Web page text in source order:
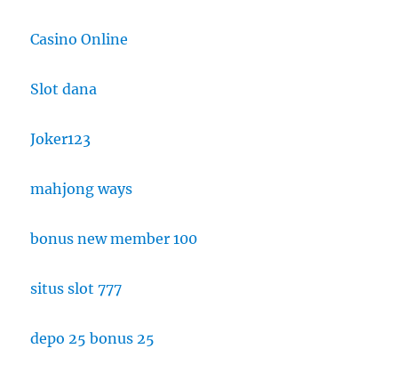
Casino Online
Slot dana
Joker123
mahjong ways
bonus new member 100
situs slot 777
depo 25 bonus 25